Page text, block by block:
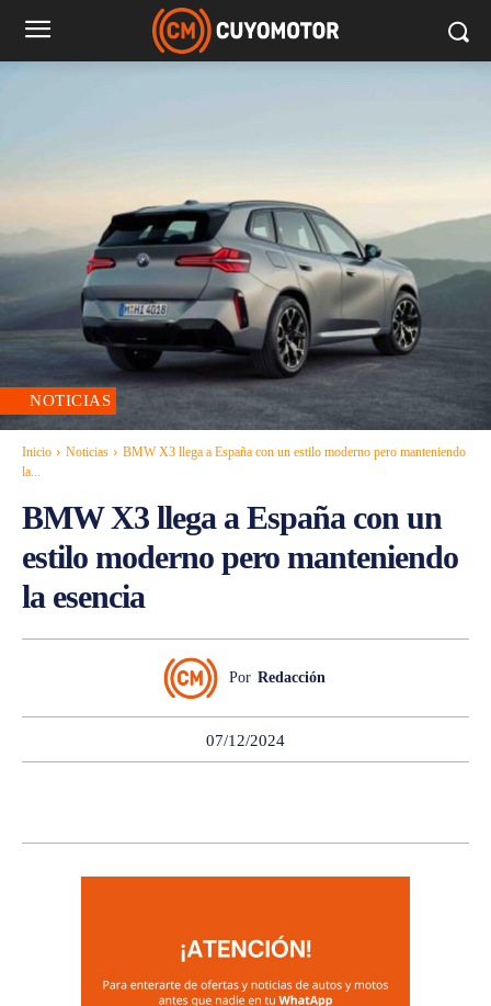
NOTICIAS
Inicio Noticias
BMW X3 llega a España con un estilo moderno pero manteniendo
la...
BMW X3 llega a España con un
estilo moderno pero manteniendo
la esencia
Por Redacción
07/12/2024